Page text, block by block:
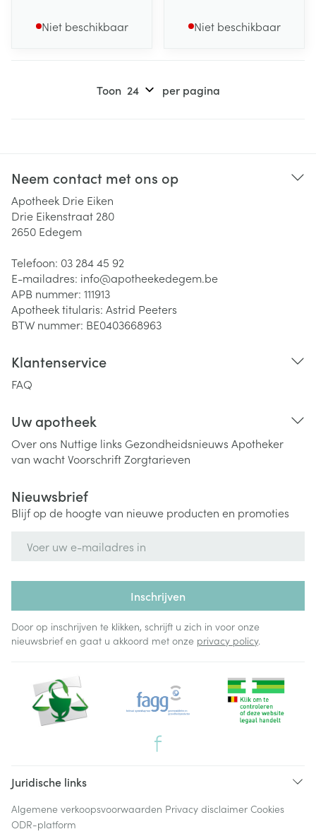
Niet beschikbaar Niet beschikbaar
Toon per pagina
Neem contact met ons op
Apotheek Drie Eiken
Drie Eikenstraat 280
2650 Edegem
Telefoon: 03 284 45 92
E-mailadres: info@apotheekedegem.be
APB nummer: 111913
Apotheek titularis: Astrid Peeters
BTW nummer: BE0403668963
Klantenservice
FAQ
Uw apotheek
Over ons Nuttige links Gezondheidsnieuws Apotheker
van wachtVoorschriftZorgtarieven
Nieuwsbrief
Blijf op de hoogte van nieuwe producten en promoties
Inschrijven
Door op inschrijven te klikken, schrijft u zich in voor onze
nieuwsbrief en gaat u akkoord met onze privacy policy.
Juridische links
Algemene verkoopsvoorwaarden Privacy disclaimer Cookies
ODR-platform